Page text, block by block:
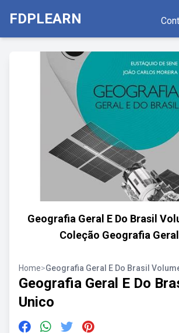
FDPLEARN
Geografia Geral E Do Brasil
Coleção Geografia Geral
Home>Geografia Geral E Do Brasil
Geografia Geral E Do
Unico